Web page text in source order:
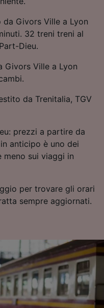
Givors Ville a Lyon
32 treni treni al
Dieu.
Givors Ville a Lyon
da Trenitalia, TGV
prezzi a partire da
anticipo è uno dei
sui viaggi in
per trovare gli orari
sempre aggiornati.
precisi.
del
dispositivo e/o
ricerche sul